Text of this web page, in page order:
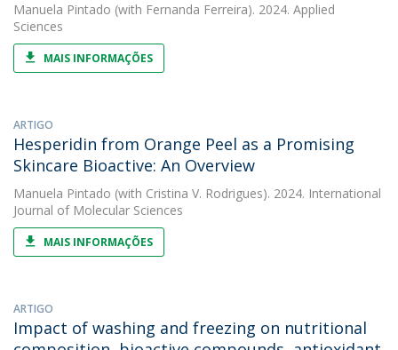
Manuela Pintado (with Fernanda Ferreira). 2024. Applied
Sciences
MAIS INFORMAÇÕES
ARTIGO
Hesperidin from Orange Peel as a Promising
Skincare Bioactive: An Overview
Manuela Pintado (with Cristina V. Rodrigues). 2024. International
Journal of Molecular Sciences
MAIS INFORMAÇÕES
ARTIGO
Impact of washing and freezing on nutritional